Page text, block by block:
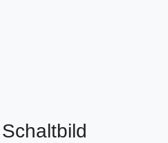
Schaltbild